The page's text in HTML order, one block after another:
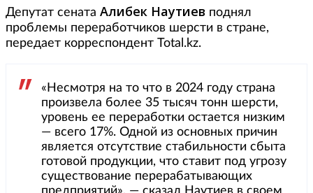
Депутат сената Алибек Наутиев поднял
проблемы переработчиков шерсти в стране,
передает корреспондент Total.kz.
«Несмотря на то что в 2024 году страна
произвела более 35 тысяч тонн шерсти,
уровень ее переработки остается низким
— всего 17%. Одной из основных причин
является отсутствие стабильности сбыта
готовой продукции, что ставит под угрозу
существование перерабатывающих